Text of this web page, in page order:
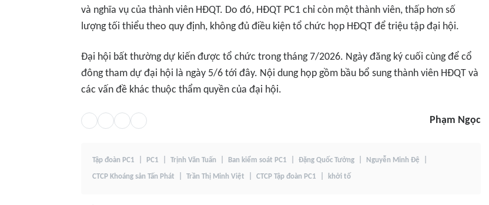
và nghĩa vụ của thành viên HĐQT. Do đó, HĐQT PC1 chỉ còn một thành viên, thấp hơn số
lượng tối thiểu theo quy định, không đủ điều kiện tổ chức họp HĐQT để triệu tập đại hội.
Đại hội bất thường dự kiến được tổ chức trong tháng 7/2026. Ngày đăng ký cuối cùng để cổ
đông tham dự đại hội là ngày 5/6 tới đây. Nội dung họp gồm bầu bổ sung thành viên HĐQT và
các vấn đề khác thuộc thẩm quyền của đại hội.
Phạm Ngọc
Tập đoàn PC1 PC1 Trịnh Văn Tuấn Ban kiểm soát PC1 Đặng Quốc Tưởng Nguyễn Minh Đệ
CTCP Khoáng sản Tấn Phát Trần Thị Minh Việt CTCP Tập đoàn PC1 khởi tố